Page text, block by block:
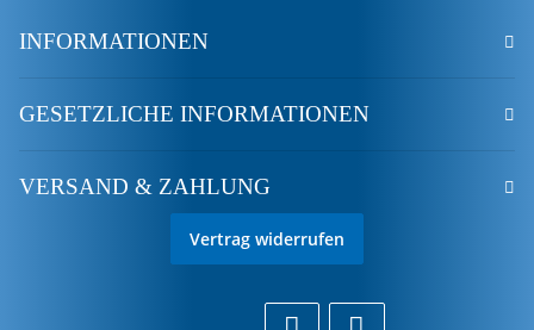
INFORMATIONEN
GESETZLICHE INFORMATIONEN
VERSAND & ZAHLUNG
Vertrag widerrufen